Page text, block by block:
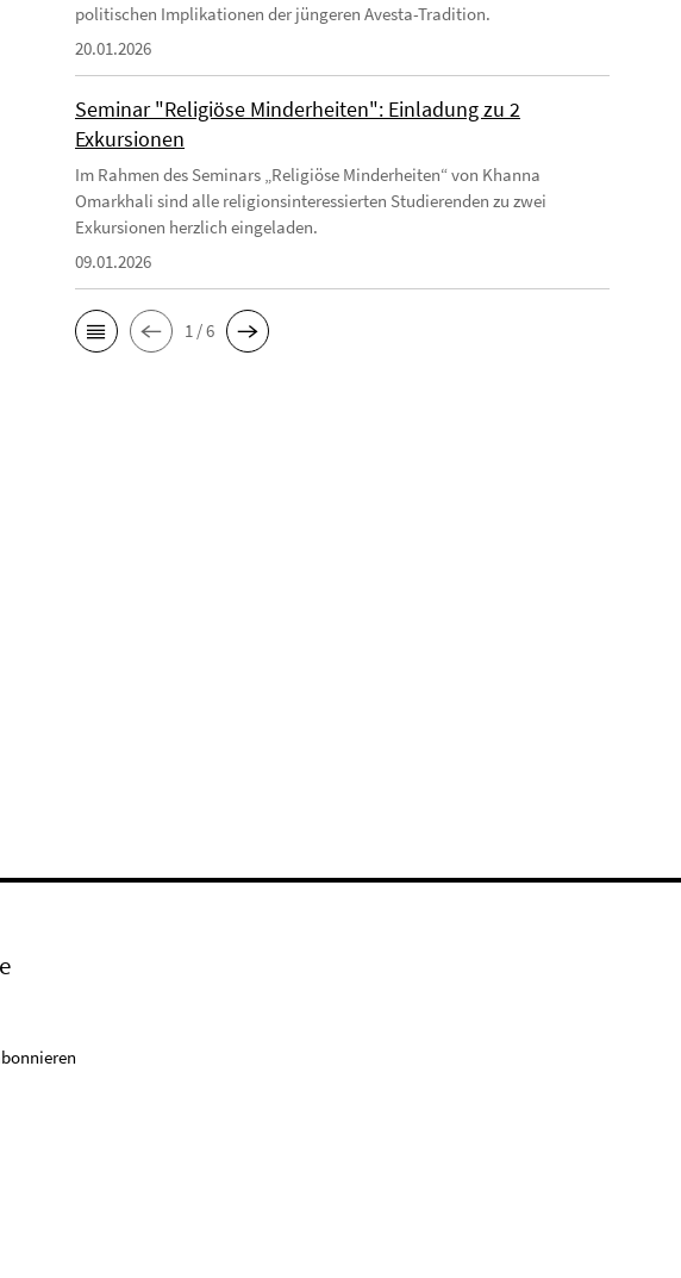
politischen Implikationen der jüngeren Avesta-Tradition.
20.01.2026
Seminar "Religiöse Minderheiten": Einladung zu 2
Exkursionen
Im Rahmen des Seminars „Religiöse Minderheiten“ von Khanna
Omarkhali sind alle religionsinteressierten Studierenden zu zwei
Exkursionen herzlich eingeladen.
09.01.2026
1 / 6